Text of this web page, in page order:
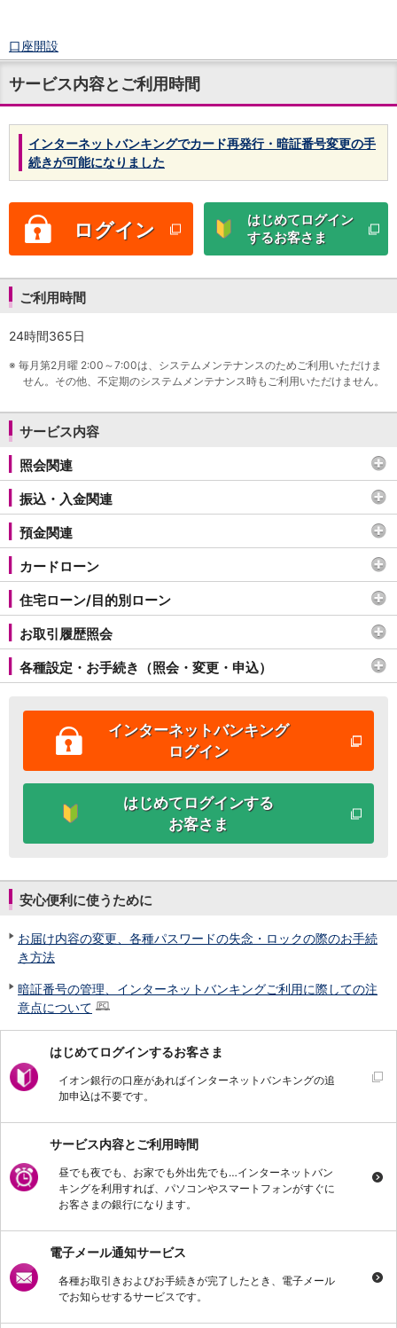
口座開設
ログイン
チャット
メニュー
商品・サービス
預金
円預金TOP
定期預金
積立式定期預金
外貨預金
外貨定期預金
外貨普通預金積立
投資信託 TOP
証券口座開設
投信つみたて
金銭信託
金銭信託のしくみ
取扱商品一覧
iDeCo・国民年金基金
iDeCo（個人型確定拠出年金）
国民年金基金
ロボアドバイザークラウドファンディング
WealthNavi for イオン銀行（ロボアドバイザー）
funds
まいクラウドファンディング
ローン
住宅ローン
新規お借入れの方
お借換えの方
リ・バース60
カードローン
目的別ローン
就業不能保険
認知症保険
海外旅行保険
国内旅行傷害保険
傷害保険
介護保険
カード
クレジットカード
デビットカード
インターネットバンキング
通帳アプリ
イオン銀行PayB
イオングループアプリ
AEON Pay
支払・入金・サービス
支払・入金
AEON Pay
サービス内容とご利用時間
インターネットバンキングでカード再発行・暗証番号変更の手
続きが可能になりました
ログイン
はじめてログイン
するお客さま
ご利用時間
24時間365日
※ 毎月第2月曜 2:00～7:00は、システムメンテナンスのためご利用いただけま
せん。その他、不定期のシステムメンテナンス時もご利用いただけません。
サービス内容
照会関連
振込・入金関連
預金関連
カードローン
住宅ローン/目的別ローン
お取引履歴照会
各種設定・お手続き（照会・変更・申込）
インターネットバンキング
ログイン
はじめてログインする
お客さま
安心便利に使うために
お届け内容の変更、各種パスワードの失念・ロックの際のお手続
き方法
暗証番号の管理、インターネットバンキングご利用に際しての注
意点について
はじめてログインするお客さま
イオン銀行の口座があればインターネットバンキングの追
加申込は不要です。
サービス内容とご利用時間
昼でも夜でも、お家でも外出先でも…インターネットバン
キングを利用すれば、パソコンやスマートフォンがすぐに
お客さまの銀行になります。
電子メール通知サービス
各種お取引きおよびお手続きが完了したとき、電子メール
でお知らせするサービスです。